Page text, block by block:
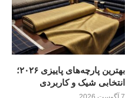
بهترین پارچه‌های پاییزی ۲۰۲۶؛
انتخابی شیک و کاربردی